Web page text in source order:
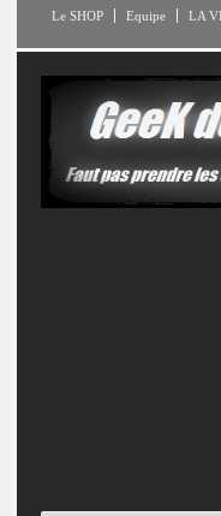
Le SHOP Equipe LA